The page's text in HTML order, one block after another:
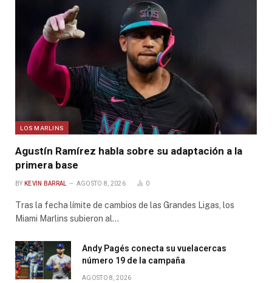
LOS MARLINS
Agustín Ramírez habla sobre su adaptación a la
primera base
BY KEVIN BARRAL AGOSTO 8, 2026 0
Tras la fecha límite de cambios de las Grandes Ligas, los
Miami Marlins subieron al…
Andy Pagés conecta su vuelacercas
número 19 de la campaña
AGOSTO 8, 2026